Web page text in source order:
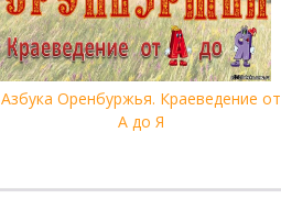
Азбука Оренбуржья. Краеведение от
А до Я